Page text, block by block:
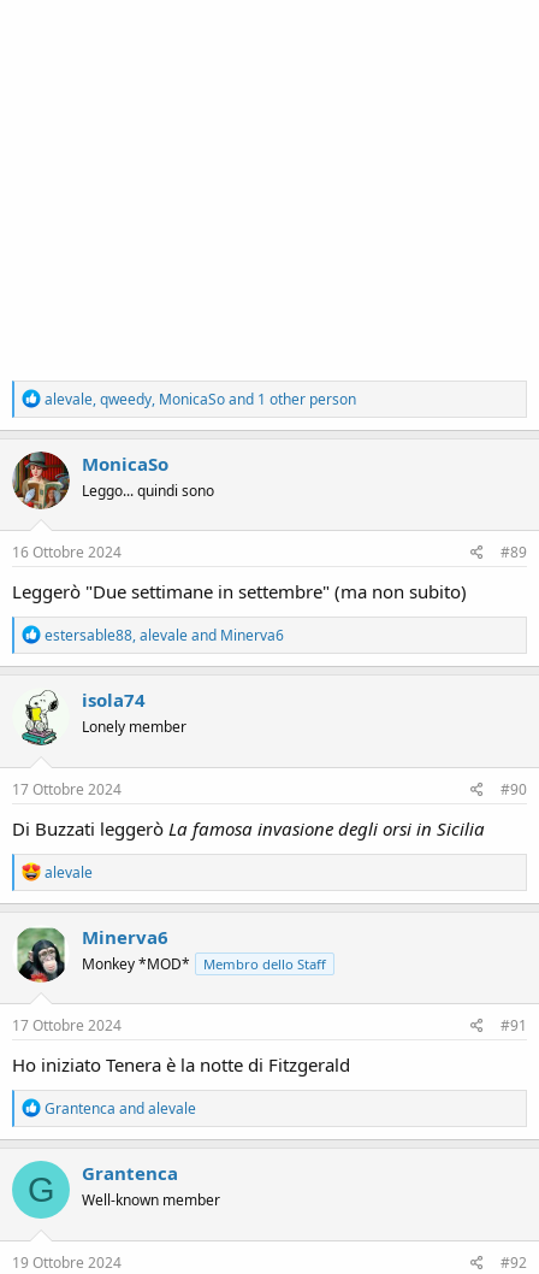
R
e
a
c
t
i
o
n
s
alevale,qweedy, MonicaSoand 1 other person
MonicaSo
Leggo... quindi sono
16 Ottobre 2024 #89
Leggerò "Due settimane in settembre" (ma non subito)
R
e
a
c
t
i
o
n
s
estersable88,alevaleand Minerva6
isola74
Lonely member
17 Ottobre 2024 #90
Di Buzzati leggerò La famosa invasione degli orsi in Sicilia
R
e
a
c
t
i
o
n
s
alevale
Minerva6
Monkey *MOD* Membro dello Staff
17 Ottobre 2024 #91
Ho iniziato Tenera è la notte di Fitzgerald
R
e
a
c
t
i
o
n
s
Grantenca andalevale
G Grantenca
Well-known member
19 Ottobre 2024 #92